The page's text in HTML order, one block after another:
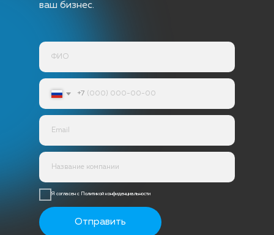
ваш бизнес.
+7
Я согласен с Политикой конфиденциальности
Отправить